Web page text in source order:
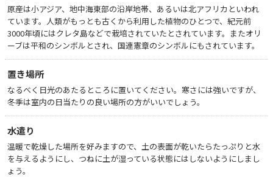
原産は小アジア、地中海東部の沿岸地帯、あるいは北アフリカといわれ
ています。人類がもっとも古くから利用した植物のひとつで、紀元前
3000年頃にはクレタ島などで栽培されていたとされています。またオリ
ーブは平和のシンボルとされ、国連憲章のシンボルにもされています。
置き場所
なるべく日光のあたるところに置いてください。寒さには強いですが、
冬季は室内の日当たりの良い場所の方がいいでしょう。
水遣り
温暖で乾燥した場所を好みますので、土の表面が乾いたらたっぷりと水
を与えるようにし、つねに土が湿っている状態にはしないようにしまし
ょう。